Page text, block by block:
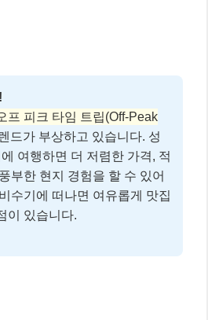
프 피크 타임 트립(Off-Peak
드가 부상하고 있습니다. 성
여행하면 더 저렴한 가격, 적
부한 현지 경험을 할 수 있어
수기에 떠나면 여유롭게 맛집
이 있습니다.